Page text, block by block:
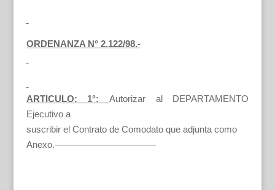
ORDENANZA N° 2.122/98.-
ARTICULO: 1°: Autorizar al DEPARTAMENTO
Ejecutivo a
suscribir el Contrato de Comodato que adjunta como
Anexo.———————————